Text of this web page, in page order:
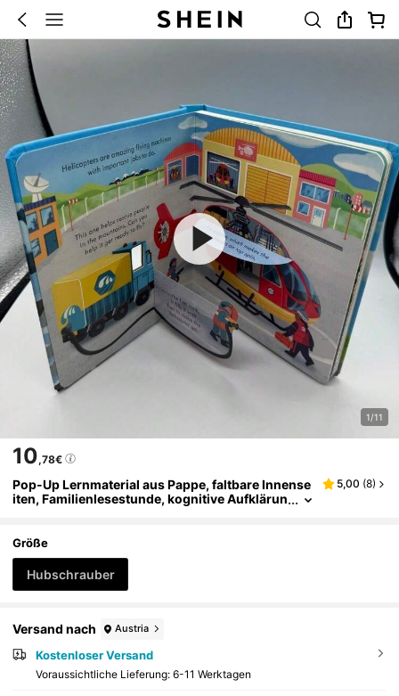
1/11
10,78€
Pop-Up Lernmaterial aus Pappe, faltbare Innense
iten, Familienlesestunde, kognitive Aufklärun
e Bildung
5,00 (8)
Größe
Hubschrauber
Versand nach Austria
Kostenloser Versand
Voraussichtliche Lieferung: 6-11 Werktagen